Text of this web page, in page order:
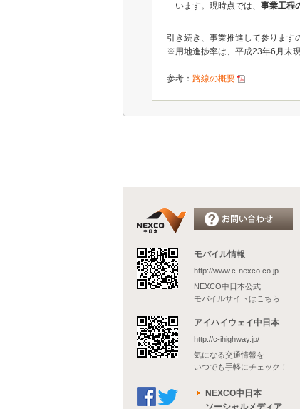
います。現時点では、 事業工程
引き続き、事業推進して参ります
※用地進捗率は、平成23年6月末現
参考： 路線の概要
モバイル情報
http://www.c-nexco.co.jp
NEXCO中日本公式
モバイルサイトはこちら
アイハイウェイ中日本
http://c-ihighway.jp/
気になる交通情報を
いつでも手軽にチェック！
NEXCO中日本
ソーシャルメディア